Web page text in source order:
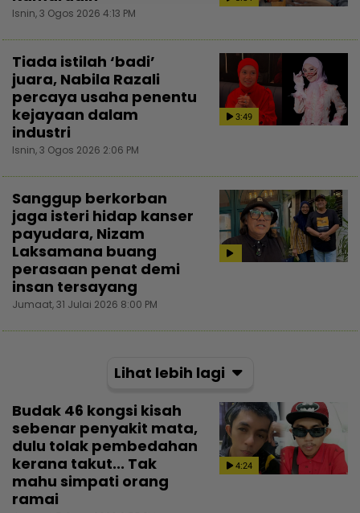
Isnin, 3 Ogos 2026 4:13 PM
3:49
Tiada istilah ‘badi’
juara, Nabila Razali
percaya usaha penentu
kejayaan dalam
industri
Isnin, 3 Ogos 2026 2:06 PM
Sanggup berkorban
jaga isteri hidap kanser
payudara, Nizam
Laksamana buang
perasaan penat demi
insan tersayang
Jumaat, 31 Julai 2026 8:00 PM
Lihat lebih lagi
4:24
Budak 46 kongsi kisah
sebenar penyakit mata,
dulu tolak pembedahan
kerana takut... Tak
mahu simpati orang
ramai